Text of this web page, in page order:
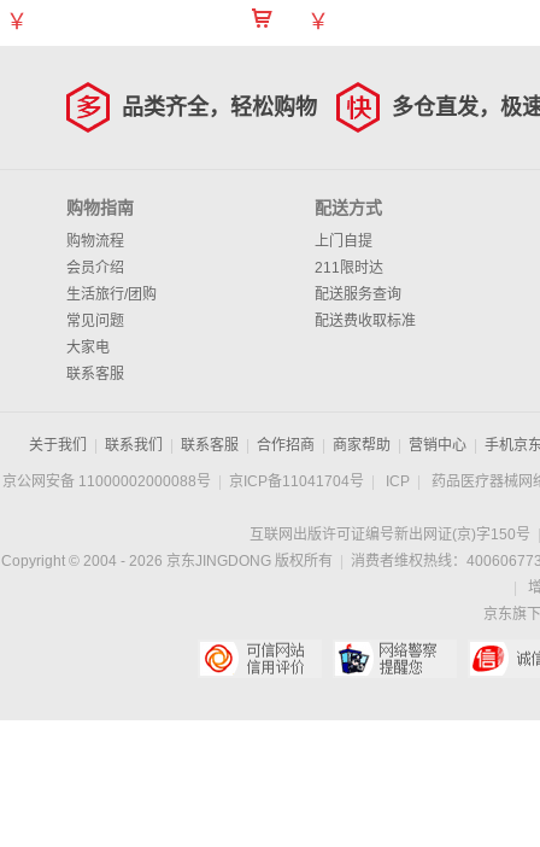
￥ ￥
品类齐全，轻松购物 多仓直发，极
购物指南
购物流程
会员介绍
生活旅行/团购
常见问题
大家电
联系客服
配送方式
上门自提
211限时达
配送服务查询
配送费收取标准
关于我们 联系我们 联系客服 合作招商 商家帮助 营销中心 手机京
京公网安备 11000002000088号 京ICP备11041704号 ICP 药品医疗器械网
互联网出版许可证编号新出网证(京)字150号
Copyright © 2004 - 2026 京东JINGDONG 版权所有
消费者维权热线：
京东旗